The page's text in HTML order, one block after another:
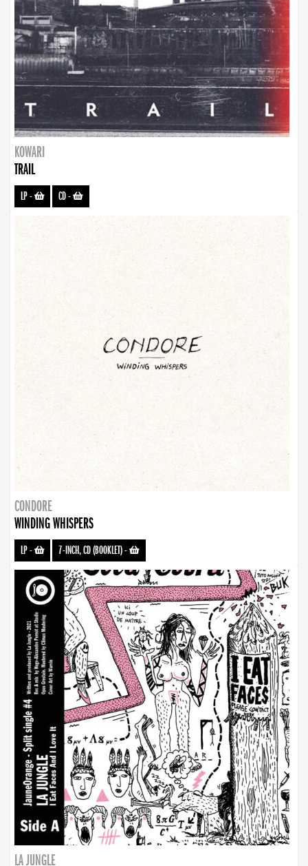
KOWARI
TRAIL
LP- CD-
CONDORE
WINDING WHISPERS
LP- 7-INCH, CD (BOOKLET)-
LA JUNGLE